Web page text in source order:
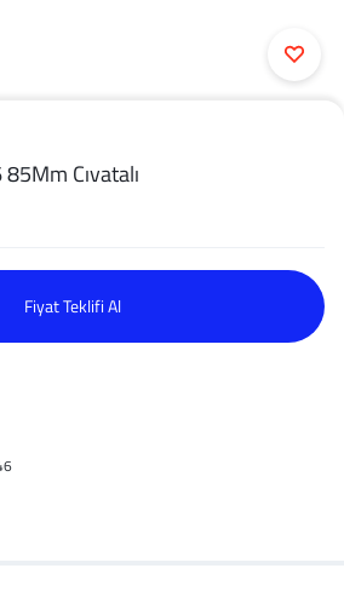
Cıvatalı
Fiyat Teklifi Al